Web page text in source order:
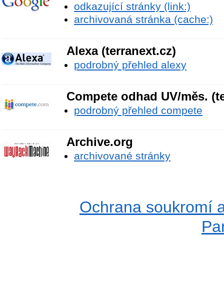
odkazující stránky (link:)
archivovaná stránka (cache:)
Alexa (terranext.cz)
podrobný přehled alexy
Compete odhad UV/měs.
podrobný přehled compete
Archive.org
archivované stránky
Ochrana soukromí